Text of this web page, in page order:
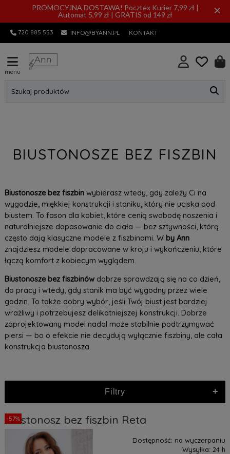
PROMOCYJNA DOSTAWA! Pocztex Kurier 7,99 zł |
Automat 5,99 zł | GRATIS od 149 zł
×
720 885 553 INFO@BYANN.PL KONTAKT
menu
Szukaj produktów
BIUSTONOSZE BEZ FISZBIN
Biustonosze bez fiszbinwybierasz wtedy, gdy zależy Ci na
wygodzie, miękkiej konstrukcji i staniku, który nie uciska pod
biustem. To fason dla kobiet, które cenią swobodę noszenia i
naturalniejsze dopasowanie do ciała — bez sztywności, którą
często dają klasyczne modele z fiszbinami. W by Ann
znajdziesz modele dopracowane w kroju i wykończeniu, które
łączą komfort z kobiecym wyglądem.
Biustonosze bez fiszbinówdobrze sprawdzają się na co dzień,
do pracy i wtedy, gdy stanik ma być wygodny przez wiele
godzin. To także dobry wybór, jeśli Twój biust jest bardziej
wrażliwy i potrzebujesz delikatniejszej konstrukcji. Dobrze
zaprojektowany model nadal może stabilnie podtrzymywać
piersi — bo o efekcie nie decydują wyłącznie fiszbiny, ale cała
konstrukcja biustonosza.
Filtry +
Biustonosz bez fiszbin Reta
Dostępność: na wyczerpaniu
Wysyłka: 24 h
-57%